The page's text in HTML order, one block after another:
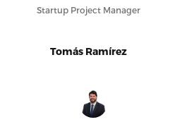
Startup Project Manager
Tomás Ramírez